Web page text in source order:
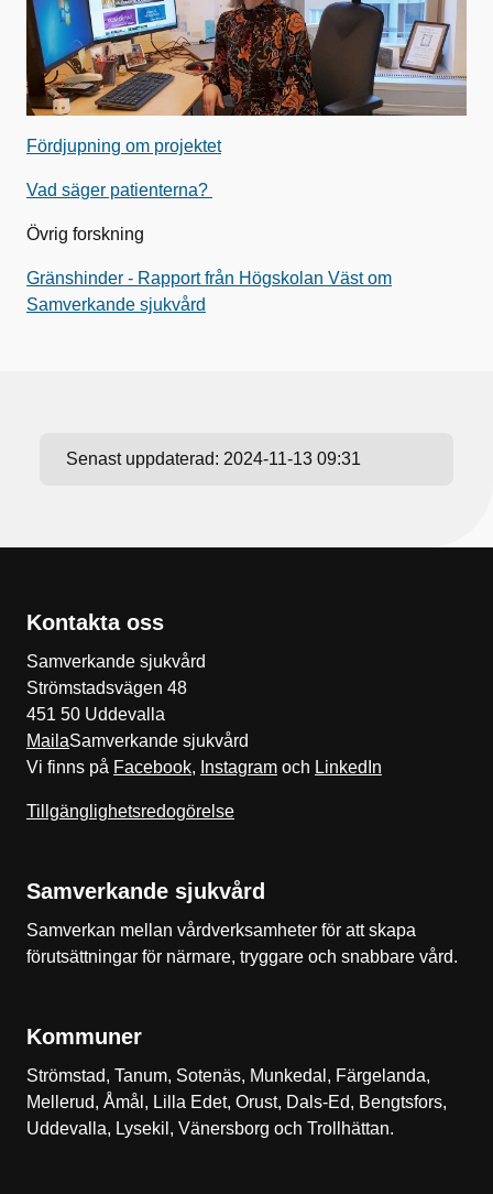
Fördjupning om projektet
Vad säger patienterna?
Övrig forskning
Gränshinder - Rapport från Högskolan Väst om
Samverkande sjukvård
Senast uppdaterad: 2024-11-13 09:31
Kontakta oss
Samverkande sjukvård
Strömstadsvägen 48
451 50 Uddevalla
MailaSamverkande sjukvård
Vi finns på Facebook, Instagram och LinkedIn
Tillgänglighetsredogörelse
Samverkande sjukvård
Samverkan mellan vårdverksamheter för att skapa
förutsättningar för närmare, tryggare och snabbare vård.
Kommuner
Strömstad, Tanum, Sotenäs, Munkedal, Färgelanda,
Mellerud, Åmål, Lilla Edet, Orust, Dals-Ed, Bengtsfors,
Uddevalla, Lysekil, Vänersborg och Trollhättan.